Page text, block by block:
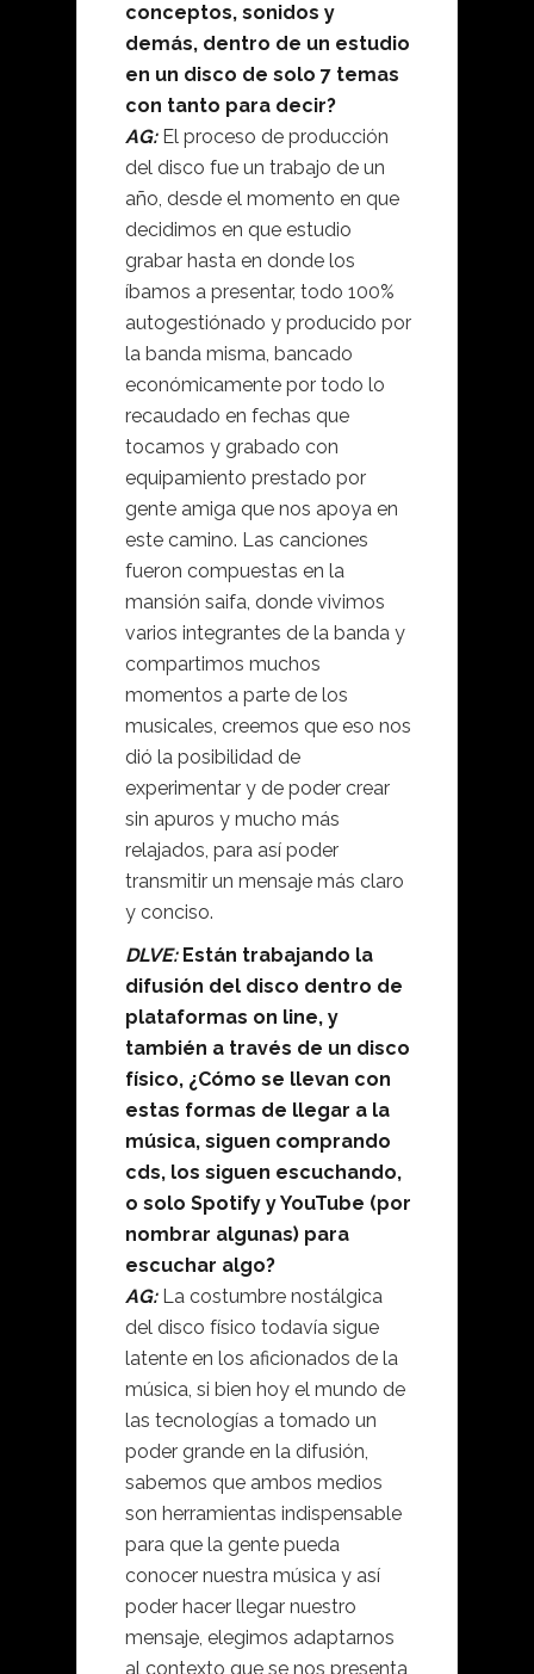
conceptos, sonidos y
demás, dentro de un estudio
en un disco de solo 7 temas
con tanto para decir?
AG:El proceso de producción
del disco fue un trabajo de un
año, desde el momento en que
decidimos en que estudio
grabar hasta en donde los
íbamos a presentar, todo 100%
autogestiónado y producido por
la banda misma, bancado
económicamente por todo lo
recaudado en fechas que
tocamos y grabado con
equipamiento prestado por
gente amiga que nos apoya en
este camino. Las canciones
fueron compuestas en la
mansión saifa, donde vivimos
varios integrantes de la banda y
compartimos muchos
momentos a parte de los
musicales, creemos que eso nos
dió la posibilidad de
experimentar y de poder crear
sin apuros y mucho más
relajados, para así poder
transmitir un mensaje más claro
y conciso.
DLVE:Están trabajando la
difusión del disco dentro de
plataformas on line, y
también a través de un disco
físico, ¿Cómo se llevan con
estas formas de llegar a la
música, siguen comprando
cds, los siguen escuchando,
o solo Spotify y YouTube (por
nombrar algunas) para
escuchar algo?
AG:La costumbre nostálgica
del disco físico todavía sigue
latente en los aficionados de la
música, si bien hoy el mundo de
las tecnologías a tomado un
poder grande en la difusión,
sabemos que ambos medios
son herramientas indispensable
para que la gente pueda
conocer nuestra música y así
poder hacer llegar nuestro
mensaje, elegimos adaptarnos
al contexto que se nos presenta,